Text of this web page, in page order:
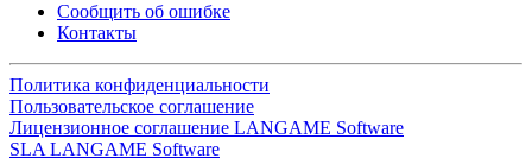
Сообщить об ошибке
Контакты
Политика конфиденциальности
Пользовательское соглашение
Лицензионное соглашение LANGAME Software
SLA LANGAME Software